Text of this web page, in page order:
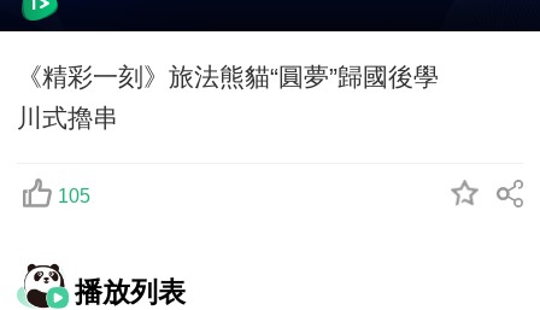
《精彩一刻》旅法熊貓“圓夢”歸國後學
川式擼串
105
播放列表